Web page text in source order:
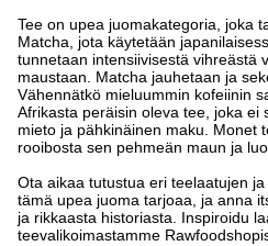
Tee on upea juomakategoria, joka
Matcha, jota käytetään
tunnetaan intensiivisestä vihreästä
maustaan. Matcha jauhetaan ja
Vähennätkö mieluummin kofeiinin
Afrikasta peräisin oleva tee, joka ei
mieto ja pähkinäinen maku. Monet
rooibosta sen pehmeän maun ja
Ota aikaa tutustua eri teelaatujen
tämä upea juoma tarjoaa, ja anna
ja rikkaasta historiasta. Inspiroidu
teevalikoimastamme